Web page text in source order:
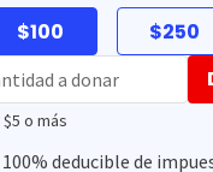
$100 $250
o más
deducible de